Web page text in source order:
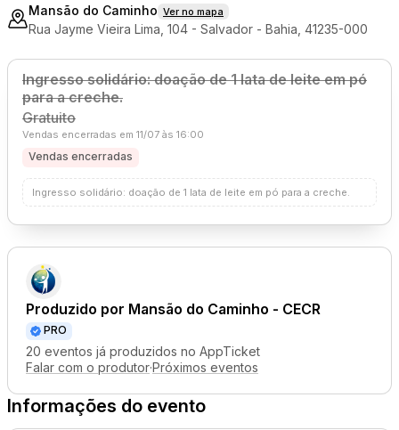
Mansão do Caminho Ver no mapa
Rua Jayme Vieira Lima, 104 - Salvador - Bahia, 41235-000
Produzido por Mansão do Caminho - CECR
PRO
20 eventos já produzidos no AppTicket
Falar com o produtor·Próximos eventos
Informações do evento
Ingresso solidário: doação de 1 lata de leite em pó
para a creche.
Gratuito
Vendas encerradas em 11/07 às 16:00
Vendas encerradas
Ingresso solidário: doação de 1 lata de leite em pó para a creche.